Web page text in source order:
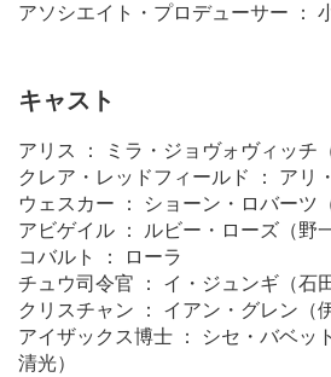
アソシエイト・プロデューサー ：
キャスト
アリス ： ミラ・ジョヴォヴィッチ
クレア・レッドフィールド ： アリ
ウェスカー ： ショーン・ロバーツ
アビゲイル ： ルビー・ローズ（野
コバルト ： ローラ
チュウ司令官 ： イ・ジュンギ（石
クリスチャン ： イアン・グレン（
アイザックス博士 ： シセ・バベッ
清光）